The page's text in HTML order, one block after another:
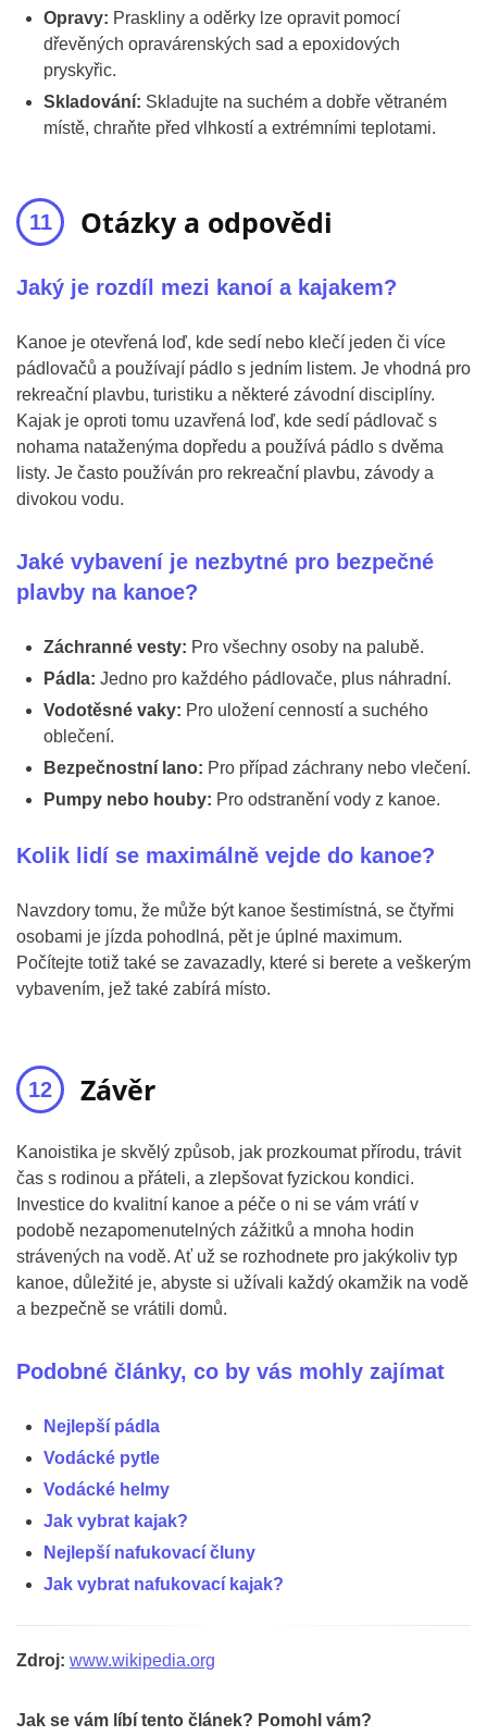
Opravy: Praskliny a oděrky lze opravit pomocí
dřevěných opravárenských sad a epoxidových
pryskyřic.
Skladování: Skladujte na suchém a dobře větraném
místě, chraňte před vlhkostí a extrémními teplotami.
Otázky a odpovědi
Jaký je rozdíl mezi kanoí a kajakem?
Kanoe je otevřená loď, kde sedí nebo klečí jeden či více
pádlovačů a používají pádlo s jedním listem. Je vhodná pro
rekreační plavbu, turistiku a některé závodní disciplíny.
Kajak je oproti tomu uzavřená loď, kde sedí pádlovač s
nohama nataženýma dopředu a používá pádlo s dvěma
listy. Je často používán pro rekreační plavbu, závody a
divokou vodu.
Jaké vybavení je nezbytné pro bezpečné
plavby na kanoe?
Záchranné vesty: Pro všechny osoby na palubě.
Pádla: Jedno pro každého pádlovače, plus náhradní.
Vodotěsné vaky: Pro uložení cenností a suchého
oblečení.
Bezpečnostní lano: Pro případ záchrany nebo vlečení.
Pumpy nebo houby: Pro odstranění vody z kanoe.
Kolik lidí se maximálně vejde do kanoe?
Navzdory tomu, že může být kanoe šestimístná, se čtyřmi
osobami je jízda pohodlná, pět je úplné maximum.
Počítejte totiž také se zavazadly, které si berete a veškerým
vybavením, jež také zabírá místo.
Závěr
Kanoistika je skvělý způsob, jak prozkoumat přírodu, trávit
čas s rodinou a přáteli, a zlepšovat fyzickou kondici.
Investice do kvalitní kanoe a péče o ni se vám vrátí v
podobě nezapomenutelných zážitků a mnoha hodin
strávených na vodě. Ať už se rozhodnete pro jakýkoliv typ
kanoe, důležité je, abyste si užívali každý okamžik na vodě
a bezpečně se vrátili domů.
Podobné články, co by vás mohly zajímat
Nejlepší pádla
Vodácké pytle
Vodácké helmy
Jak vybrat kajak?
Nejlepší nafukovací čluny
Jak vybrat nafukovací kajak?
Zdroj: www.wikipedia.org
Jak se vám líbí tento článek? Pomohl vám?